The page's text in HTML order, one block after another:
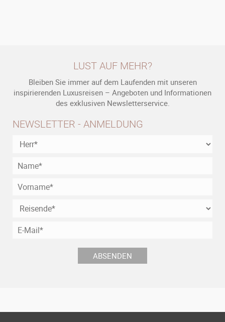
LUST AUF MEHR?
Bleiben Sie immer auf dem Laufenden mit unseren
inspirierenden Luxusreisen – Angeboten und Informationen
des exklusiven Newsletterservice.
NEWSLETTER - ANMELDUNG